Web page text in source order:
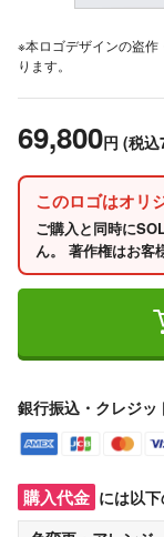
※本ロゴデザインの盗
ります。
69,800円 (税込
このロゴはオリ
ご購入と同時に
ん。 著作権はお客
銀行振込・クレジッ
購入代金 には以